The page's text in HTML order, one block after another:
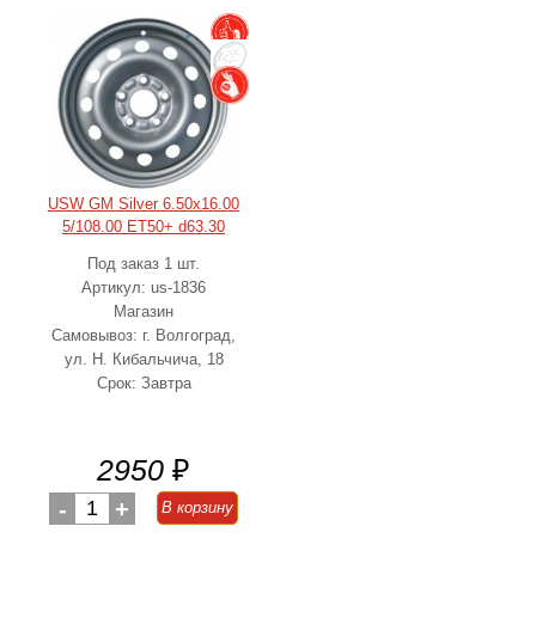
USW GM Silver 6.50x16.00
5/108.00 ET50+ d63.30
Под заказ 1 шт.
Артикул: us-1836
Магазин
Самовывоз: г. Волгоград,
ул. Н. Кибальчича, 18
Срок: Завтра
2950 ₽
- 1 + В корзину